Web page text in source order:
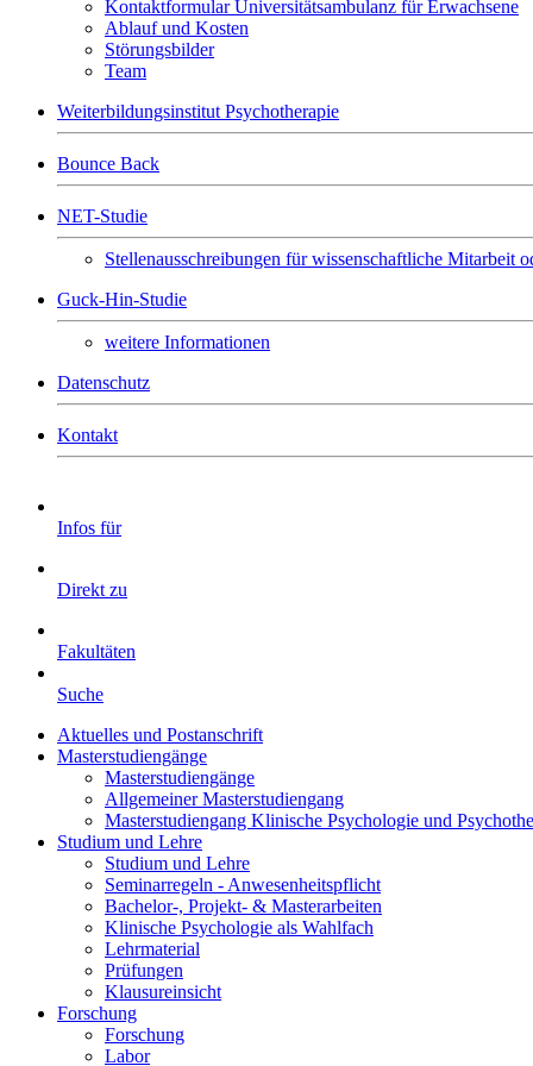
Kontaktformular Universitätsambulanz für Erwachsene
Ablauf und Kosten
Störungsbilder
Team
Weiterbildungsinstitut Psychotherapie
Bounce Back
NET-Studie
Stellenausschreibungen für wissenschaftliche Mitarbeit
Guck-Hin-Studie
weitere Informationen
Datenschutz
Kontakt
Infos für
Direkt zu
Fakultäten
Suche
Aktuelles und Postanschrift
Masterstudiengänge
Masterstudiengänge
Allgemeiner Masterstudiengang
Masterstudiengang Klinische Psychologie und
Studium und Lehre
Studium und Lehre
Seminarregeln - Anwesenheitspflicht
Bachelor-, Projekt- & Masterarbeiten
Klinische Psychologie als Wahlfach
Lehrmaterial
Prüfungen
Klausureinsicht
Forschung
Forschung
Labor